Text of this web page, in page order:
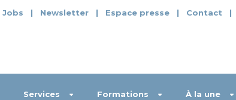
Jobs | Newsletter | Espace presse | Contact |
Services Formations À la une